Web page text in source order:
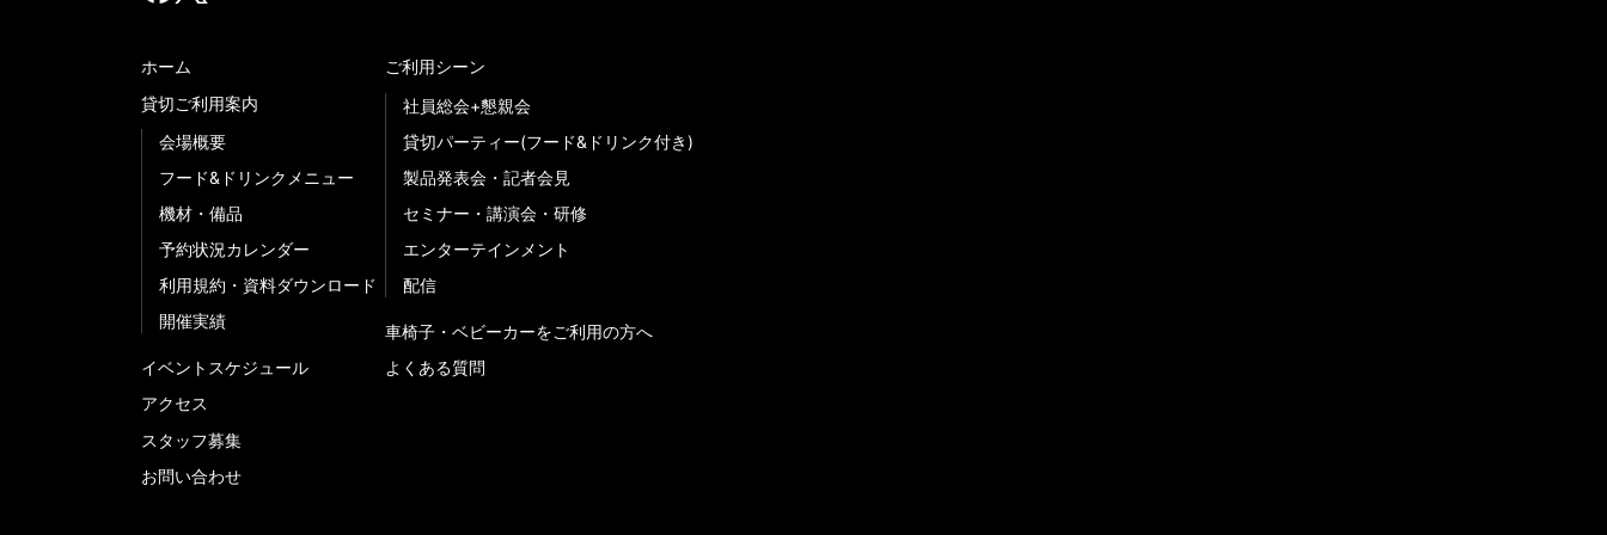
ホーム
貸切ご利用案内
会場概要
フード&ドリンクメニュー
機材・備品
予約状況カレンダー
利用規約・資料ダウンロード
開催実績
イベントスケジュール
アクセス
スタッフ募集
お問い合わせ
ご利用シーン
社員総会+懇親会
貸切パーティー(フード&ドリンク付き)
製品発表会・記者会見
セミナー・講演会・研修
エンターテインメント
配信
車椅子・ベビーカーをご利用の方へ
よくある質問